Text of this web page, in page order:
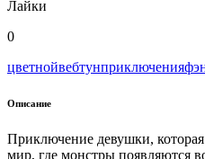
Лайки
0
цветнойвeбтунприключения
Описание
Приключение девушки,
мир, где монстры появляются